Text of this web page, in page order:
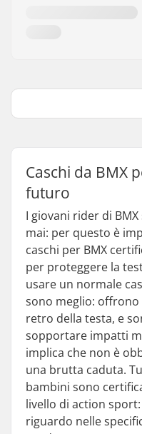
Caschi da BMX
futuro
I giovani rider di
mai: per questo è
caschi per BMX
per proteggere la
usare un normale
sono meglio:
retro della testa, e
sopportare impatti
implica che non è
una brutta caduta.
bambini sono
livello di action
riguardo nelle